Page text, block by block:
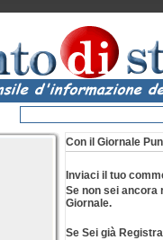
Con il Giornale
Inviaci il tuo
Se non sei ancora
Giornale.
Se Sei già